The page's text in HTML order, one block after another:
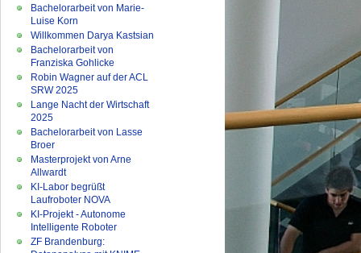
Bachelorarbeit von Marie-
Luise Korn
Willkommen Darya Kastsian
Bachelorarbeit von
Franziska Gohlicke
Robin Wagner auf der ACL
SRW 2025
Lange Nacht der Wirtschaft
2025
Bachelorarbeit von Lasse
Broer
Masterprojekt von Arne
Allwardt
KI-Labor begrüßt
Laufroboter NOVA
KI-Projekt - Autonome
Intelligente Roboter
ZF Brandenburg: